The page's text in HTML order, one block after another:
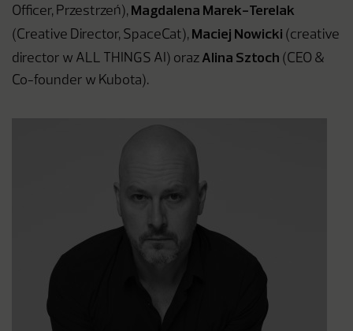
Officer, Przestrzeń), Magdalena Marek-Terelak
(Creative Director, SpaceCat), Maciej Nowicki (creative
director w ALL THINGS AI) oraz Alina Sztoch (CEO &
Co-founder w Kubota).